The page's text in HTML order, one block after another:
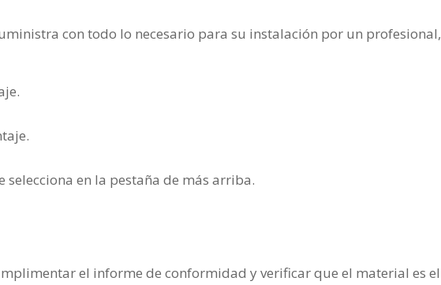
con todo lo necesario para su instalación por un profesional,
en la pestaña de más arriba.
el informe de conformidad y verificar que el material es el